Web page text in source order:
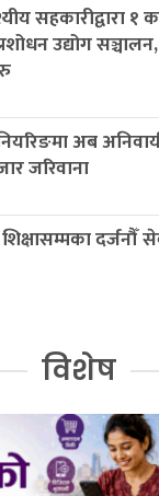
सहकारीद्वारा
उद्योग
अब
जरिवाना
दर्जनौँ
विशेष